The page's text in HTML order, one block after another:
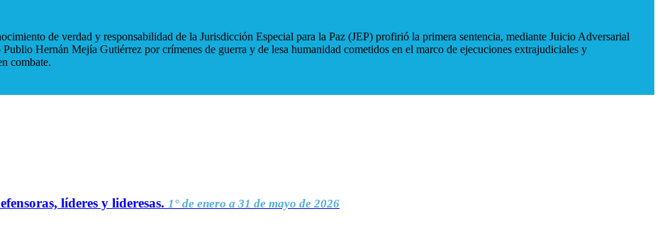
de verdad y responsabilidad de la Jurisdicción Especial para la Paz (JEP) profirió la primera sentencia, mediante Juicio Adversarial
Hernán Mejía Gutiérrez por crímenes de guerra y de lesa humanidad cometidos en el marco de ejecuciones extrajudiciales y
combate.
líderes y lideresas. 1° de enero a 31 de mayo de 2026